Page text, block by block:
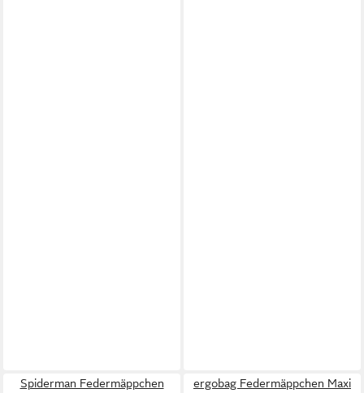
Spiderman Federmäppchen ergobag Federmäppchen Maxi